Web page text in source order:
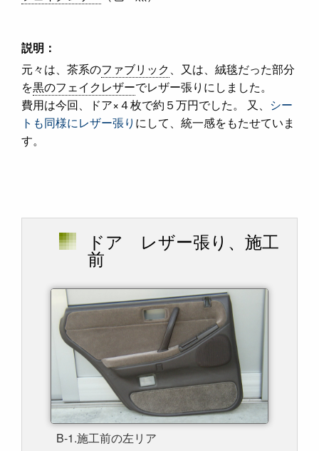
説明：
元々は、茶系のファブリック、又は、絨毯だった部分
を黒のフェイクレザーでレザー張りにしました。
費用は今回、ドア×４枚で約５万円でした。 又、 シー
トも同様にレザー張り にして、統一感をもたせていま
す。
ドア レザー張り、施工
前
B-1.施工前の左リア